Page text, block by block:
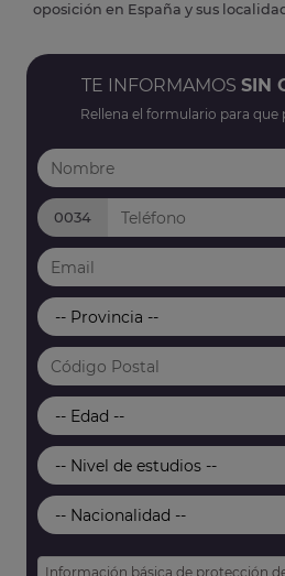
oposición en España y sus
TE INFORMAMOS SIN
Rellena el formulario para
0034
Información básica de protección